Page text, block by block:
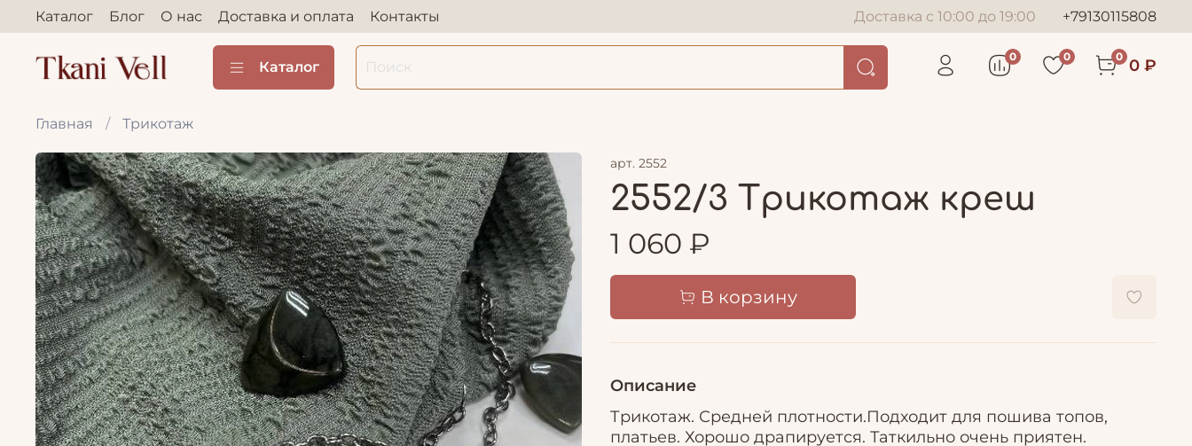
Каталог Блог О нас Доставка и оплата Контакты Доставка с 10:00 до 19:00 +79130115808
Каталог
0 0 0 0 ₽
Главная Трикотаж
арт. 2552
2552/3 Трикотаж креш
1 060 ₽
В корзину
Описание
Трикотаж. Средней плотности.Подходит для пошива топов,
платьев. Хорошо драпируется. Таткильно очень приятен.